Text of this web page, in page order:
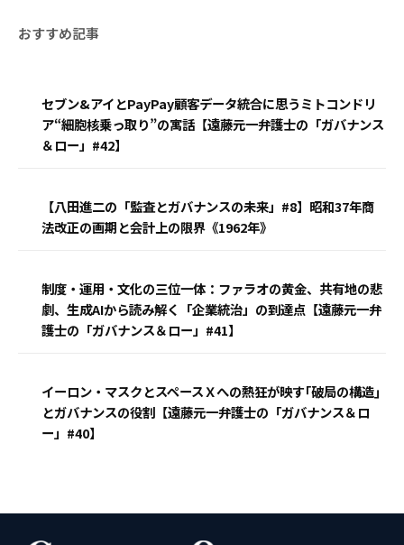
セブン&アイとPayPay顧客データ統合に思うミトコンドリ
ア“細胞核乗っ取り”の寓話【遠藤元一弁護士の「ガバナンス
＆ロー」#42】
【八田進二の「監査とガバナンスの未来」#8】昭和37年商
法改正の画期と会計上の限界《1962年》
制度・運用・文化の三位一体：ファラオの黄金、共有地の悲
劇、生成AIから読み解く「企業統治」の到達点【遠藤元一弁
護士の「ガバナンス＆ロー」#41】
イーロン・マスクとスペースＸへの熱狂が映す｢破局の構造｣
とガバナンスの役割【遠藤元一弁護士の「ガバナンス＆ロ
ー」#40】